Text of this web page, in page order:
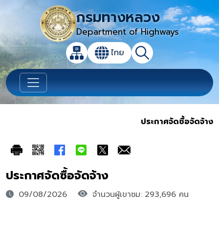
กรมทางหลวง
Department of Highways
แผนผังเว็บไซต์
เปลี่ยนภาษา
ไทย ค้นหา
เปิดกล่องค้นหาข้อมูลหลักของเว็บไซต์
ประกาศจัดซื้อจัดจ้าง
ประกาศจัดซื้อจัดจ้าง
09/08/2026 จำนวนผู้เขาชม: 293,696 คน